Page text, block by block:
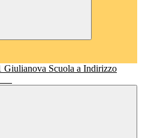
Scuola a Indirizzo